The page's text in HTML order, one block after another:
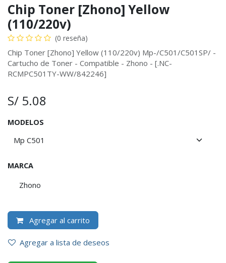
Chip Toner [Zhono] Yellow
(110/220v)
(0 reseña)
Chip Toner [Zhono] Yellow (110/220v) Mp-/C501/C501SP/ -
Cartucho de Toner - Compatible - Zhono - [.NC-
RCMPC501TY-WW/842246]
S/ 5.08
MODELOS
MARCA
Zhono
Agregar al carrito
Agregar a lista de deseos